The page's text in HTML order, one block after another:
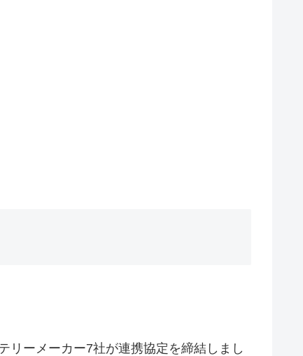
リーメーカー7社が連携協定を締結しまし